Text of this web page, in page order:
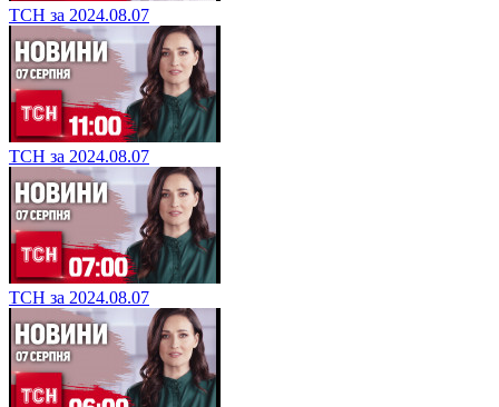
ТСН за 2024.08.07
ТСН за 2024.08.07
ТСН за 2024.08.07